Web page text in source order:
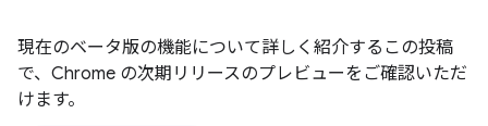
現在のベータ版の機能について詳しく紹介するこの投稿
で、Chrome の次期リリースのプレビューをご確認いただ
けます。